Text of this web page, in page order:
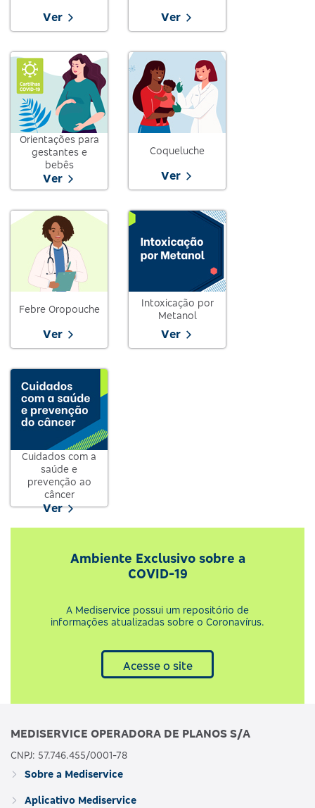
Ver Ver
Orientações para
gestantes e
bebês
Ver
Coqueluche
Ver
Febre Oropouche
Ver
Intoxicação por
Metanol
Ver
Cuidados com a
saúde e
prevenção ao
câncer
Ver
Ambiente Exclusivo sobre a
COVID-19
A Mediservice possui um repositório de
informações atualizadas sobre o Coronavírus.
Acesse o site
MEDISERVICE OPERADORA DE PLANOS S/A
CNPJ: 57.746.455/0001-78
Sobre a Mediservice
Aplicativo Mediservice